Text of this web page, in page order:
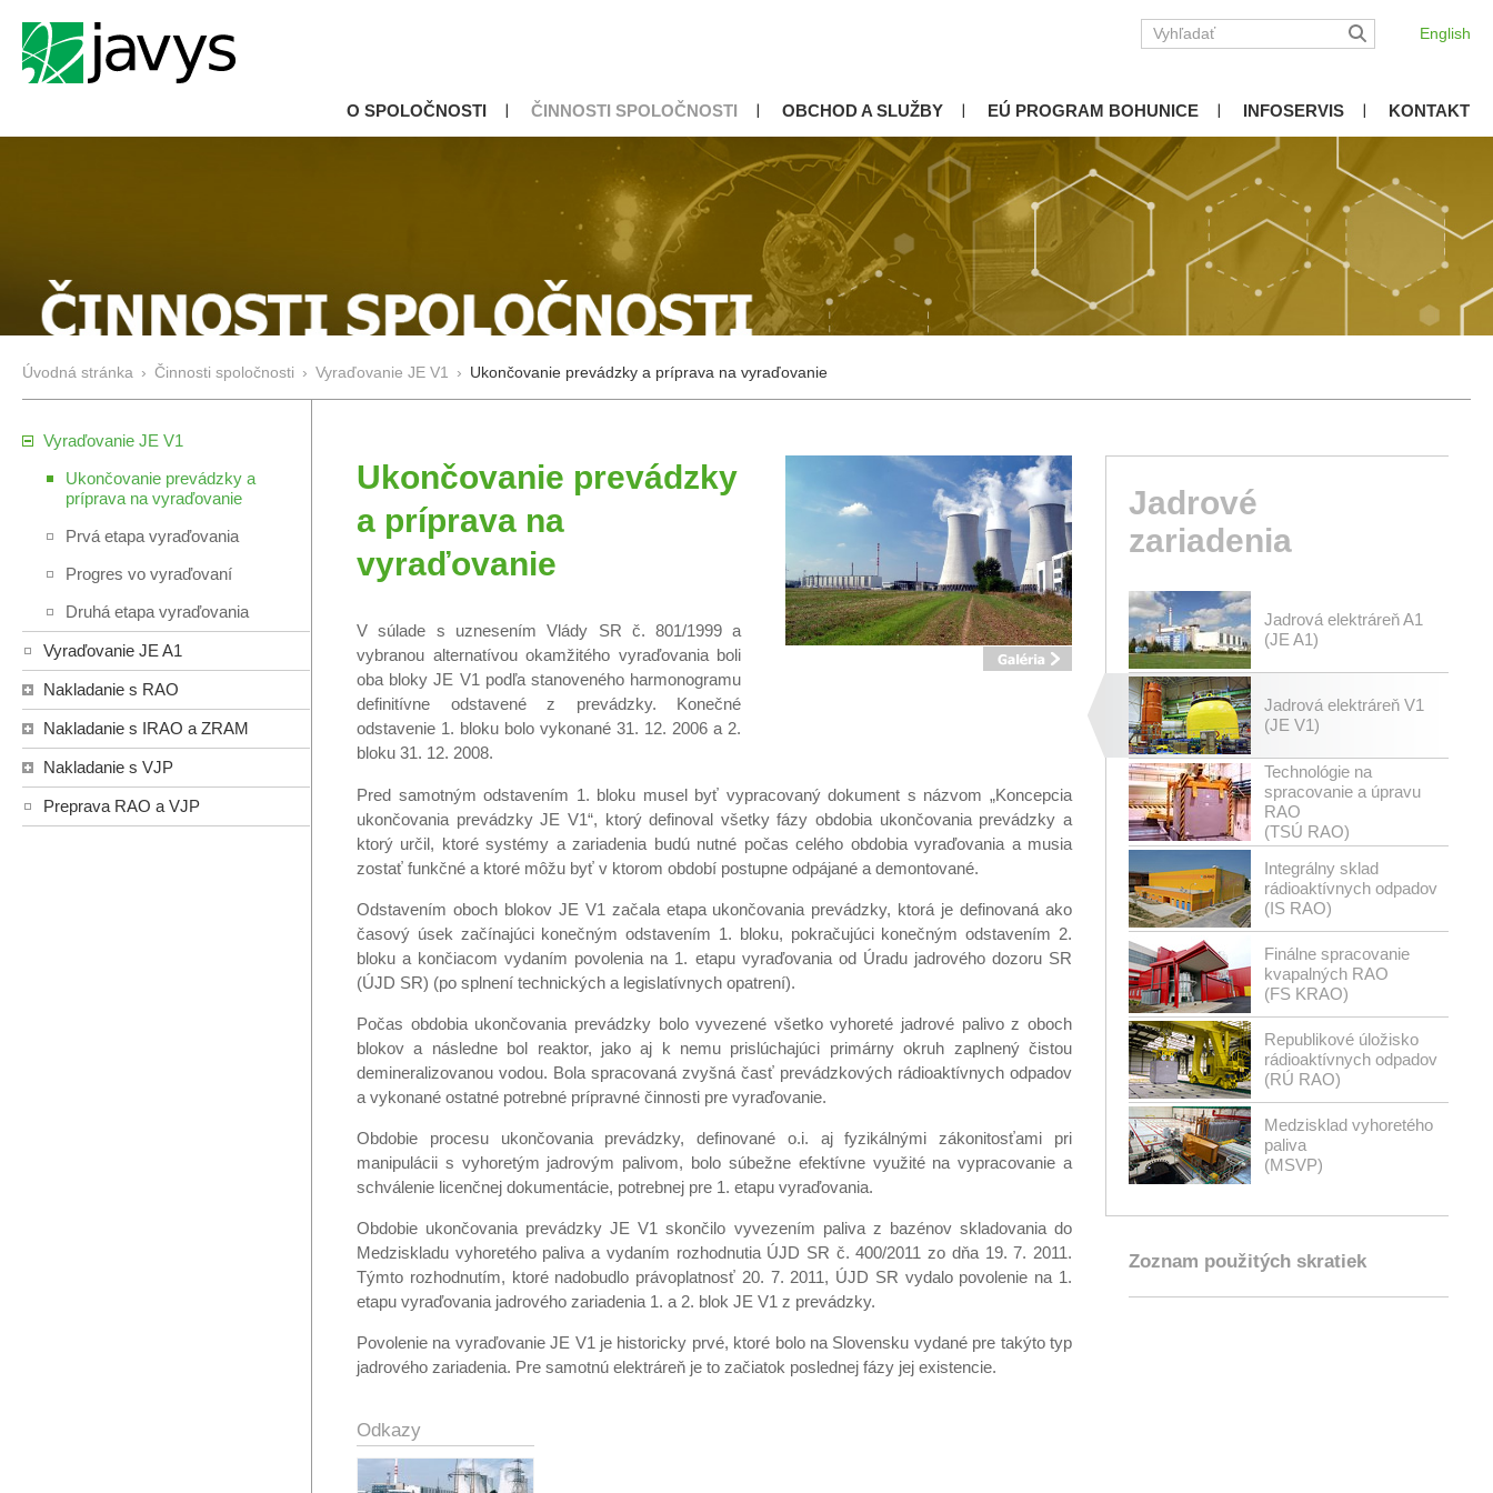
English
O SPOLOČNOSTI ČINNOSTI SPOLOČNOSTI OBCHOD A SLUŽBY EÚ PROGRAM BOHUNICE INFOSERVIS KONTAKT
Úvodná stránka › Činnosti spoločnosti › Vyraďovanie JE V1 › Ukončovanie prevádzky a príprava na vyraďovanie
Vyraďovanie JE V1
Ukončovanie prevádzky a
príprava na vyraďovanie
Prvá etapa vyraďovania
Progres vo vyraďovaní
Druhá etapa vyraďovania
Vyraďovanie JE A1
Nakladanie s RAO
Nakladanie s IRAO a ZRAM
Nakladanie s VJP
Preprava RAO a VJP
Ukončovanie prevádzky
a príprava na
vyraďovanie
V súlade s uznesením Vlády SR č. 801/1999 a
vybranou alternatívou okamžitého vyraďovania boli
oba bloky JE V1 podľa stanoveného harmonogramu
definitívne odstavené z prevádzky. Konečné
odstavenie 1. bloku bolo vykonané 31. 12. 2006 a 2.
bloku 31. 12. 2008.
Pred samotným odstavením 1. bloku musel byť vypracovaný dokument s názvom „Koncepcia
ukončovania prevádzky JE V1“, ktorý definoval všetky fázy obdobia ukončovania prevádzky a
ktorý určil, ktoré systémy a zariadenia budú nutné počas celého obdobia vyraďovania a musia
zostať funkčné a ktoré môžu byť v ktorom období postupne odpájané a demontované.
Odstavením oboch blokov JE V1 začala etapa ukončovania prevádzky, ktorá je definovaná ako
časový úsek začínajúci konečným odstavením 1. bloku, pokračujúci konečným odstavením 2.
bloku a končiacom vydaním povolenia na 1. etapu vyraďovania od Úradu jadrového dozoru SR
(ÚJD SR) (po splnení technických a legislatívnych opatrení).
Počas obdobia ukončovania prevádzky bolo vyvezené všetko vyhoreté jadrové palivo z oboch
blokov a následne bol reaktor, jako aj k nemu prislúchajúci primárny okruh zaplnený čistou
demineralizovanou vodou. Bola spracovaná zvyšná časť prevádzkových rádioaktívnych odpadov
a vykonané ostatné potrebné prípravné činnosti pre vyraďovanie.
Obdobie procesu ukončovania prevádzky, definované o.i. aj fyzikálnými zákonitosťami pri
manipulácii s vyhoretým jadrovým palivom, bolo súbežne efektívne využité na vypracovanie a
schválenie licenčnej dokumentácie, potrebnej pre 1. etapu vyraďovania.
Obdobie ukončovania prevádzky JE V1 skončilo vyvezením paliva z bazénov skladovania do
Medziskladu vyhoretého paliva a vydaním rozhodnutia ÚJD SR č. 400/2011 zo dňa 19. 7. 2011.
Týmto rozhodnutím, ktoré nadobudlo právoplatnosť 20. 7. 2011, ÚJD SR vydalo povolenie na 1.
etapu vyraďovania jadrového zariadenia 1. a 2. blok JE V1 z prevádzky.
Povolenie na vyraďovanie JE V1 je historicky prvé, ktoré bolo na Slovensku vydané pre takýto typ
jadrového zariadenia. Pre samotnú elektráreň je to začiatok poslednej fázy jej existencie.
Jadrové
zariadenia
Jadrová elektráreň A1
(JE A1)
Jadrová elektráreň V1
(JE V1)
Technológie na
spracovanie a úpravu
RAO
(TSÚ RAO)
Integrálny sklad
rádioaktívnych odpadov
(IS RAO)
Finálne spracovanie
kvapalných RAO
(FS KRAO)
Republikové úložisko
rádioaktívnych odpadov
(RÚ RAO)
Medzisklad vyhoretého
paliva
(MSVP)
Zoznam použitých skratiek
Odkazy